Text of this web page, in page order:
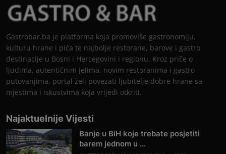
Gastrobar.ba je platforma koja promoviše gastronomiju,
kulturu hrane i pića te najbolje restorane, barove i gastro
destinacije u Bosni i Hercegovini i regionu. Kroz priče o
ljudima, autentičnim jelima, novim restoranima i gastro
putovanjima, portal želi povezati ljubitelje dobre hrane sa
mjestima i iskustvima koja vrijedi otkriti.
Najaktuelnije Vijesti
Banje u BiH koje trebate posjetiti
barem jednom u ...